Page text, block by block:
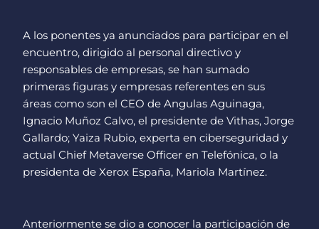
A los ponentes ya anunciados para participar en el
encuentro, dirigido al personal directivo y
responsables de empresas, se han sumado
primeras figuras y empresas referentes en sus
áreas como son el CEO de Angulas Aguinaga,
Ignacio Muñoz Calvo, el presidente de Vithas, Jorge
Gallardo; Yaiza Rubio, experta en ciberseguridad y
actual Chief Metaverse Officer en Telefónica, o la
presidenta de Xerox España, Mariola Martínez.
Anteriormente se dio a conocer la participación de